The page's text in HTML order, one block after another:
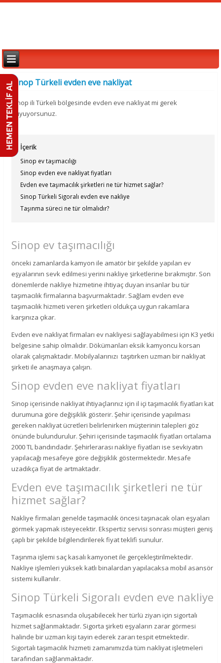
Sinop Türkeli evden eve nakliyat
Sinop ili Türkeli bölgesinde evden eve nakliyat mi gerek
duyuyorsunuz.
İçerik
Sinop ev taşımacılığı
Sinop evden eve nakliyat fiyatları
Evden eve taşımacılık şirketleri ne tür hizmet sağlar?
Sinop Türkeli Sigoralı evden eve nakliye
Taşınma süreci ne tür olmalıdır?
Sinop ev taşımacılığı
önceki zamanlarda kamyon ile amatör bir şekilde yapılan ev
eşyalarının sevk edilmesi yerini nakliye şirketlerine bırakmıştır. Son
dönemlerde nakliye hizmetine ihtiyaç duyan insanlar bu tür
taşımacılık firmalarına başvurmaktadır. Sağlam evden eve
taşımacılık hizmeti veren şirketleri oldukça uygun rakamlara
karşınıza çıkar.
Evden eve nakliyat firmaları ev nakliyesi sağlayabilmesi için K3 yetki
belgesine sahip olmalıdır. Dökümanları eksik kamyoncu korsan
olarak çalışmaktadır. Mobilyalarınızı taşıtırken uzman bir nakliyat
şirketi ile anaşmaya çalışın.
Sinop evden eve nakliyat fiyatları
Sinop içerisinde nakliyat ihtiyaçlarınız için il içi taşımacılık fiyatları kat
durumuna göre değişiklik gösterir. Şehir içerisinde yapılması
gereken nakliyat ücretleri belirlenirken müşterinin talepleri göz
önünde bulundurulur. Şehiri içerisinde taşımacılık fiyatları ortalama
2000 TL bandındadır. Şehirlerarası nakliye fiyatları ise sevkiyatın
yapılacağı mesafeye göre değişiklik göstermektedir. Mesafe
uzadıkça fiyat de artmaktadır.
Evden eve taşımacılık şirketleri ne tür
hizmet sağlar?
Nakliye firmaları genelde taşımacılık öncesi taşınacak olan eşyaları
görmek yapmak isteyecektir. Ekspertiz servisi sonrası müşteri geniş
çaplı bir şekilde bilgilendirilerek fiyat teklifi sunulur.
Taşınma işlemi saç kasalı kamyonet ile gerçekleştirilmektedir.
Nakliye işlemleri yüksek katlı binalardan yapılacaksa mobil asansör
sistemi kullanılır.
Sinop Türkeli Sigoralı evden eve nakliye
Taşımacılık esnasında oluşabilecek her türlü ziyan için sigortalı
hizmet sağlanmaktadır. Sigorta şirketi eşyaların zarar görmesi
halinde bir uzman kişi tayin ederek zararı tespit etmektedir.
Sigortalı taşımacılık hizmeti zamanımızda tüm nakliyat işletmeleri
tarafından sağlanmaktadır.